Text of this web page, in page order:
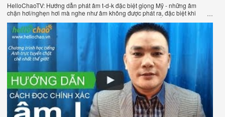
HelloChaoTV: Hướng dẫn phát âm t-d-k đặc biệt giọng Mỹ - những âm
chặn hơi/nghẹn hơi mà nghe như âm không được phát ra, đặc biệt khi
chúng nằm ở cuối từ. Hướng dẫn của thầy Phạm Việt Thắng, đồng sáng
lập HelloChao.vn - Chương trình dạy tiếng Anh trực tuyến chặt chẽ nhất
thế giới.